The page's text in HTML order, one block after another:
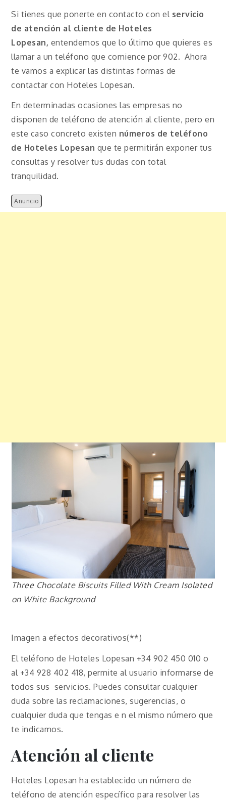
Si tienes que ponerte en contacto con el servicio
de atención al cliente de Hoteles
Lopesan, entendemos que lo último que quieres es
llamar a un teléfono que comience por 902. Ahora
te vamos a explicar las distintas formas de
contactar con Hoteles Lopesan.
En determinadas ocasiones las empresas no
disponen de teléfono de atención al cliente, pero en
este caso concreto existen números de teléfono
de Hoteles Lopesan que te permitirán exponer tus
consultas y resolver tus dudas con total
tranquilidad.
Anuncio
Three Chocolate Biscuits Filled With Cream Isolated
on White Background
Imagen a efectos decorativos(**)
El teléfono de Hoteles Lopesan +34 902 450 010 o
al +34 928 402 418, permite al usuario informarse de
todos sus servicios. Puedes consultar cualquier
duda sobre las reclamaciones, sugerencias, o
cualquier duda que tengas e n el mismo número que
te indicamos.
Atención al cliente
Hoteles Lopesan ha establecido un número de
teléfono de atención específico para resolver las